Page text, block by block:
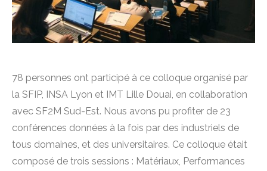
78 personnes ont participé à ce colloque organisé par
la SFIP, INSA Lyon et IMT Lille Douai, en collaboration
avec SF2M Sud-Est. Nous avons pu profiter de 23
conférences données à la fois par des industriels de
tous domaines, et des universitaires. Ce colloque était
composé de trois sessions : Matériaux, Performances